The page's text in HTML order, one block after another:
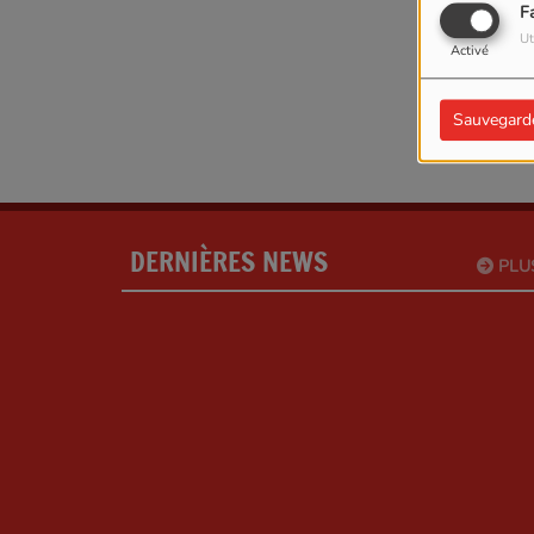
Activé
DERNIÈRES NEWS